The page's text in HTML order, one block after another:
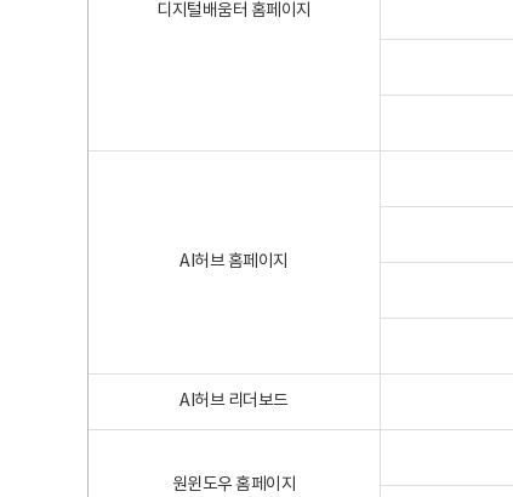
디지털배움터 홈페이지
AI허브 홈페이지
AI허브 리더보드
원윈도우 홈페이지